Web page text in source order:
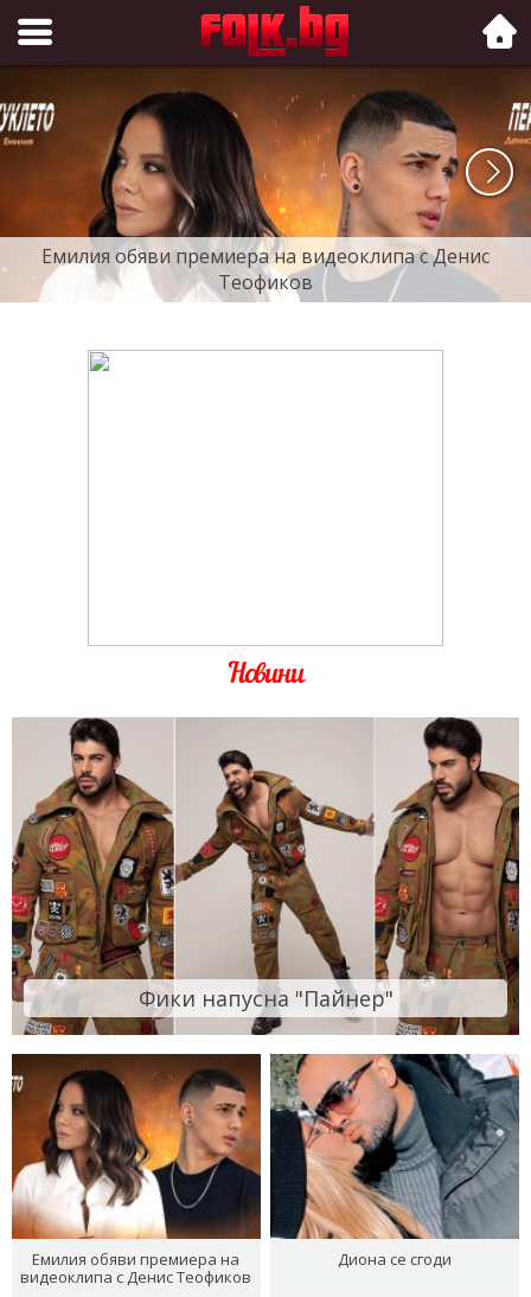
Folk.bg
Емилия обяви премиера на видеоклипа с Денис
Теофиков
Новини
Фики напусна "Пайнер"
Емилия обяви премиера на
видеоклипа с Денис Теофиков
Диона се сгоди